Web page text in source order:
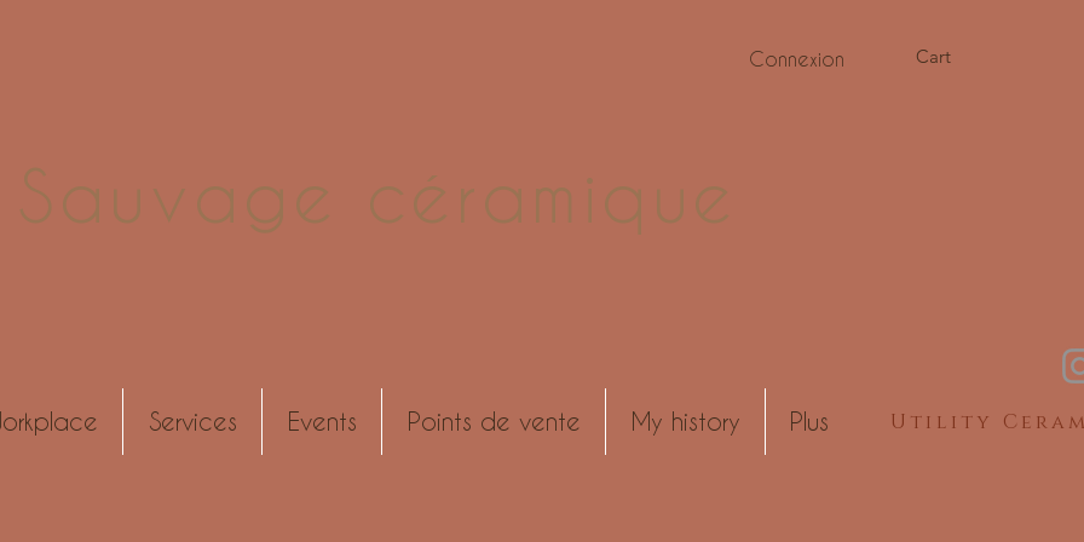
Cart
Connexion
Sauvage céramique
Services Events Points de vente My history Plus Utility